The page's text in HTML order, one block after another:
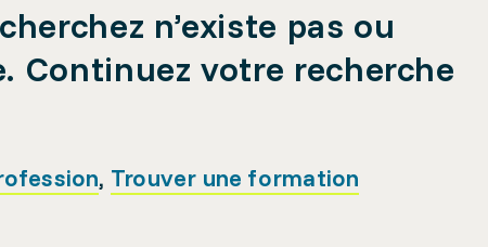
n’existe pas ou
Continuez votre recherche
, Trouver une formation